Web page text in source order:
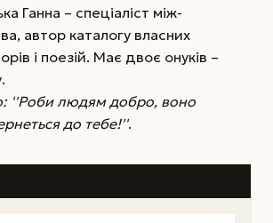
Ганна – спеціаліст між-
автор каталогу власних
і поезій. Має двоє онуків –
''Роби людям добро, воно
до тебе!''.